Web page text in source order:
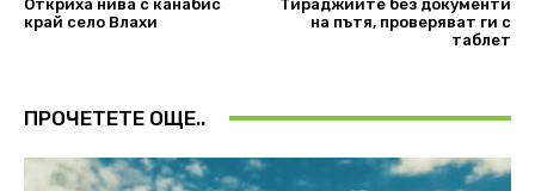
Откриха нива с канабис
край село Влахи
Тираджиите без документи
на пътя, проверяват ги с
таблет
ПРОЧЕТЕТЕ ОЩЕ..